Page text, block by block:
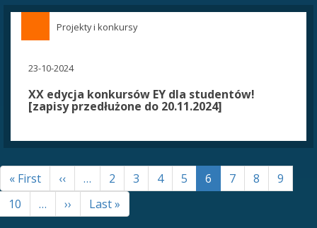
23-10-2024
XX edycja konkursów EY dla studentów!
[zapisy przedłużone do 20.11.2024]
Projekty i konkursy
STRONICOWANIE
Pierwsza
strona
« First
Poprzednia
strona
‹‹ … Strona
2 Strona
3 Strona
4 Strona
5
Bieżąca
strona
6 Strona
7 Strona
8 Strona
9
Strona
10 …
Następna
strona
››
Ostatnia
strona
Last »